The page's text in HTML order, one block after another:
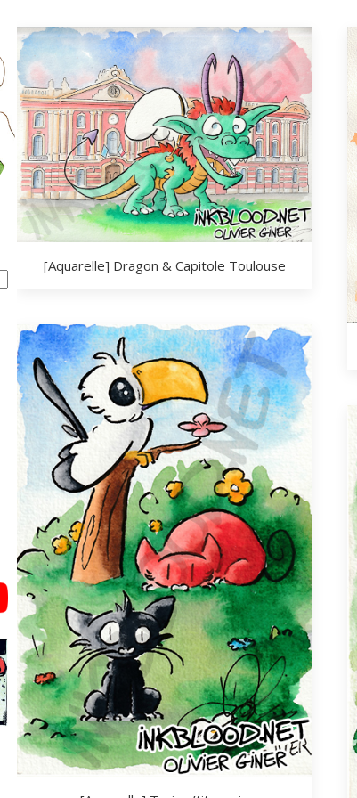
[Aquarelle] Dragon & Capitole Toulouse